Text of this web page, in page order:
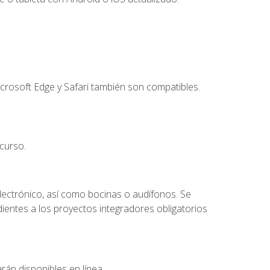
Edge y Safari también son compatibles.
así como bocinas o audífonos. Se
a los proyectos integradores obligatorios